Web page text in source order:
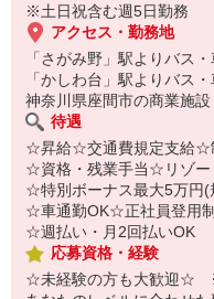
※土日祝含む週5日勤務
アクセス・勤務地
「さがみ野」駅よりバス
「かしわ台」駅よりバス
神奈川県座間市の商業施設
待遇
☆昇給☆交通費規定支給☆
☆資格・残業手当☆リゾー
☆特別ボーナス最大5万円
☆車通勤OK☆正社員登用
☆週払い・月2回払いOK
応募資格・経験
☆未経験の方も大歓迎☆